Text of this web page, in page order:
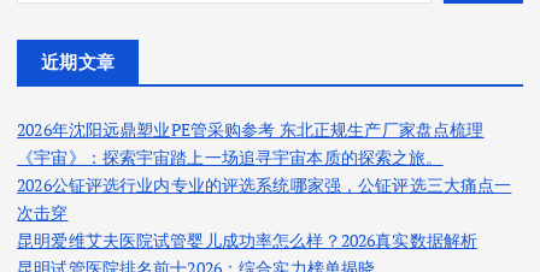
近期文章
2026年沈阳远鼎塑业PE管采购参考 东北正规生产厂家盘点梳理
《宇宙》：探索宇宙踏上一场追寻宇宙本质的探索之旅。
2026公钲评选行业内专业的评选系统哪家强，公钲评选三大痛点一
次击穿
昆明爱维艾夫医院试管婴儿成功率怎么样？2026真实数据解析